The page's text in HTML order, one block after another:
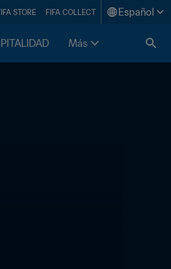
STORE FIFA COLLECT Español
Más